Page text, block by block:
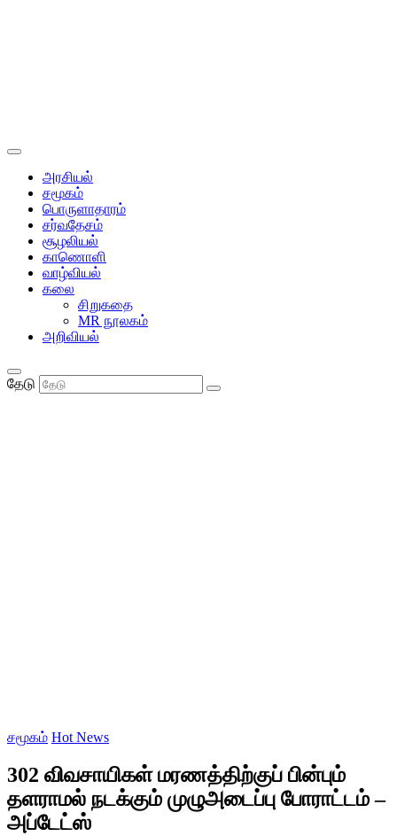
அரசியல்
சமூகம்
பொருளாதாரம்
சர்வதேசம்
சூழலியல்
காணொளி
வாழ்வியல்
கலை
சிறுகதை
MR நூலகம்
அறிவியல்
தேடு
சமூகம் Hot News
302 விவசாயிகள் மரணத்திற்குப் பின்பும்
தளராமல் நடக்கும் முழுஅடைப்பு போராட்டம் –
அப்டேட்ஸ்